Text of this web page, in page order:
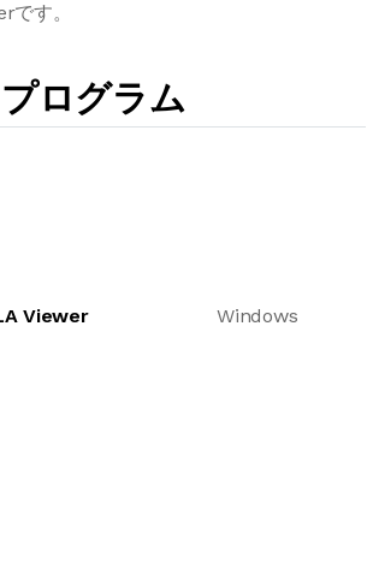
す。
ログラム
Viewer Windows